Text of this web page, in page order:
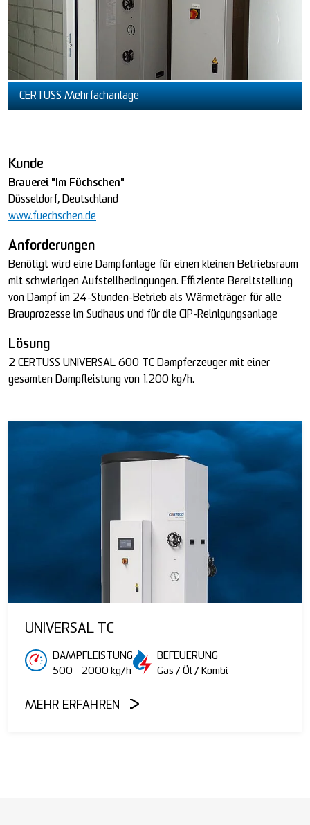
CERTUSS Mehrfachanlage
Kunde
Brauerei "Im Füchschen"
Düsseldorf, Deutschland
www.fuechschen.de
Anforderungen
Benötigt wird eine Dampfanlage für einen kleinen Betriebsraum
mit schwierigen Aufstellbedingungen. Effiziente Bereitstellung
von Dampf im 24-Stunden-Betrieb als Wärmeträger für alle
Brauprozesse im Sudhaus und für die CIP-Reinigungsanlage
Lösung
2 CERTUSS UNIVERSAL 600 TC Dampferzeuger mit einer
gesamten Dampfleistung von 1.200 kg/h.
UNIVERSAL TC
DAMPFLEISTUNG
500 - 2000 kg/h
BEFEUERUNG
Gas / Öl / Kombi
MEHR ERFAHREN